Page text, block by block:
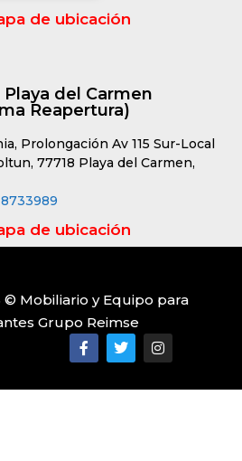
de ubicación
del Carmen
Reapertura)
Prolongación Av 115 Sur-Local
77718 Playa del Carmen,
8733989
de ubicación
Mobiliario y Equipo para
Grupo Reimse